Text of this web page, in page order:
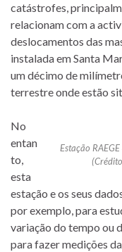
catástrofes,
relacionam com a
deslocamentos das
instalada em Santa
um décimo de
terrestre onde estão
Estação
No
entan
to,
esta
estação e os seus
por exemplo, para
variação do tempo ou
para fazer medições